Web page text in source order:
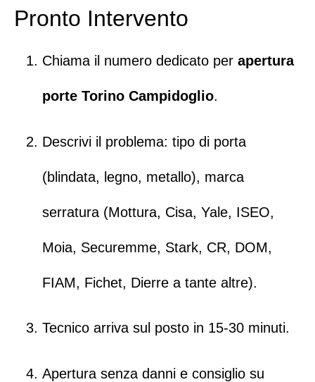
Pronto Intervento
Chiama il numero dedicato per apertura
porte Torino Campidoglio.
Descrivi il problema: tipo di porta
(blindata, legno, metallo), marca
serratura (Mottura, Cisa, Yale, ISEO,
Moia, Securemme, Stark, CR, DOM,
FIAM, Fichet, Dierre a tante altre).
Tecnico arriva sul posto in 15-30 minuti.
Apertura senza danni e consiglio su